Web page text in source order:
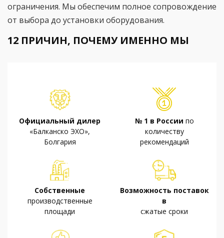
ограничения. Мы обеспечим полное сопровождение
от выбора до установки оборудования.
12 ПРИЧИН, ПОЧЕМУ ИМЕННО МЫ
Официальный дилер
«Балканско ЭХО»,
Болгария
№ 1 в России по
количеству
рекомендаций
Собственные
производственные
площади
Возможность поставок
в
сжатые сроки